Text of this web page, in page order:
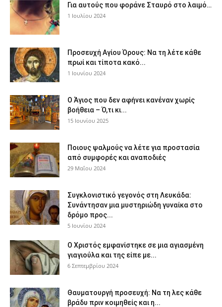
Για αυτούς που φοράνε Σταυρό στο λαιμό…
1 Ιουλίου 2024
Προσευχή Αγίου Όρους: Να τη λέτε κάθε
πρωί και τίποτα κακό...
1 Ιουνίου 2024
Ο Άγιος που δεν αφήνει κανέναν χωρίς
βοήθεια – Ό,τι κι...
15 Ιουνίου 2025
Ποιους ψαλμούς να λέτε για προστασία
από συμφορές και αναποδιές
29 Μαΐου 2024
Συγκλονιστικό γεγονός στη Λευκάδα:
Συνάντησαν μια μυστηριώδη γυναίκα στο
δρόμο προς...
5 Ιουνίου 2024
Ο Χριστός εμφανίστηκε σε μια αγιασμένη
γιαγιούλα και της είπε με...
6 Σεπτεμβρίου 2024
Θαυματουργή προσευχή: Να τη λες κάθε
βράδυ πριν κοιμηθείς και η...